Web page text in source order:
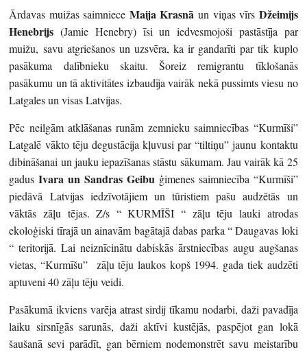
Ārdavas muižas saimniece Maija Krasnā un viņas vīrs Džeimijs
Henebrijs (Jamie Henebry) īsi un iedvesmojoši pastāstīja par
muižu, savu atgriešanos un uzsvēra, ka ir gandarīti par tik kuplo
pasākuma dalībnieku skaitu. Šoreiz remigrantu tīklošanās
pasākumu un tā aktivitātes izbaudīja vairāk nekā pussimts viesu no
Latgales un visas Latvijas.
Pēc neilgām atklāšanas runām zemnieku saimniecības “Kurmīši”
Latgalē vākto tēju degustācija kļuvusi par “tiltiņu” jaunu kontaktu
dibināšanai un jauku iepazīšanas stāstu sākumam. Jau vairāk kā 25
gadusIvara un Sandras Geibu ģimenes saimniecība “Kurmīši”
piedāvā Latvijas iedzīvotājiem un tūristiem pašu audzētās un
vāktās zāļu tējas. Z/s “ KURMĪŠI “ zāļu tēju lauki atrodas
ekoloģiski tīrajā un ainavām bagātajā dabas parka “ Daugavas loki
“ teritorijā. Lai neiznīcinātu dabiskās ārstniecības augu augšanas
vietas, “Kurmīšu” zāļu tēju laukos kopš 1994. gada tiek audzēti
aptuveni 40 zāļu tēju veidi.
Pasākumā ikviens varēja atrast sirdij tīkamu nodarbi, daži pavadīja
laiku sirsnīgās sarunās, daži aktīvi kustējās, paspējot gan lokā
šaušanā sevi parādīt, gan bērniem nodemonstrēt savu meistarību